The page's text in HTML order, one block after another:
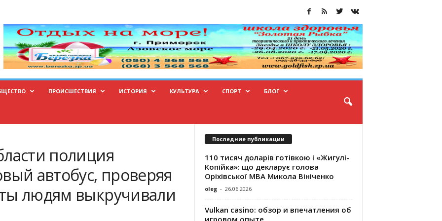
ПРОИСШЕСТВИЯ ИСТОРИЯ КУЛЬТУРА СПОРТ БЛОГ
полиция
автобус, проверяя
людям выкручивали
Последние публикации
110 тисяч доларів готівкою і «Жигулі-
Копійка»: що декларує голова
Оріхівської МВА Микола Вініченко
oleg - 26.06.2026
Vulkan casino: обзор и впечатления об
игровом опыте